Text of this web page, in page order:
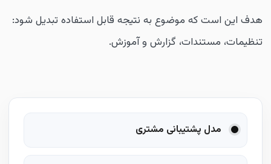
هدف این است که موضوع به نتیجه قابل استفاده تبدیل شود:
تنظیمات، مستندات، گزارش و آموزش.
مدل پشتیبانی مشتری